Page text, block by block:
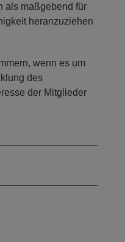
als maßgebend für
heranzuziehen
wenn es um
des
der Mitglieder